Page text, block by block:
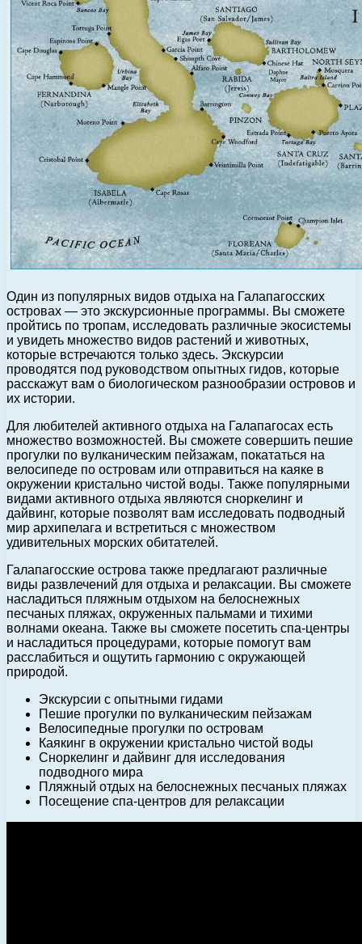
Один из популярных видов отдыха на Галапагосских
островах — это экскурсионные программы. Вы сможете
пройтись по тропам, исследовать различные экосистемы
и увидеть множество видов растений и животных,
которые встречаются только здесь. Экскурсии
проводятся под руководством опытных гидов, которые
расскажут вам о биологическом разнообразии островов и
их истории.
Для любителей активного отдыха на Галапагосах есть
множество возможностей. Вы сможете совершить пешие
прогулки по вулканическим пейзажам, покататься на
велосипеде по островам или отправиться на каяке в
окружении кристально чистой воды. Также популярными
видами активного отдыха являются сноркелинг и
дайвинг, которые позволят вам исследовать подводный
мир архипелага и встретиться с множеством
удивительных морских обитателей.
Галапагосские острова также предлагают различные
виды развлечений для отдыха и релаксации. Вы сможете
насладиться пляжным отдыхом на белоснежных
песчаных пляжах, окруженных пальмами и тихими
волнами океана. Также вы сможете посетить спа-центры
и насладиться процедурами, которые помогут вам
расслабиться и ощутить гармонию с окружающей
природой.
Экскурсии с опытными гидами
Пешие прогулки по вулканическим пейзажам
Велосипедные прогулки по островам
Каякинг в окружении кристально чистой воды
Сноркелинг и дайвинг для исследования
подводного мира
Пляжный отдых на белоснежных песчаных пляжах
Посещение спа-центров для релаксации